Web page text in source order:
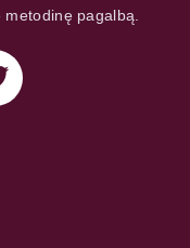
pagalbą.